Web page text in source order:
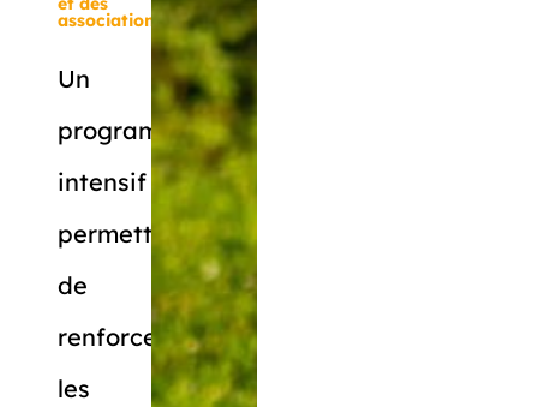
associations
Un
programme
intensif
permettant
de
renforcer
les